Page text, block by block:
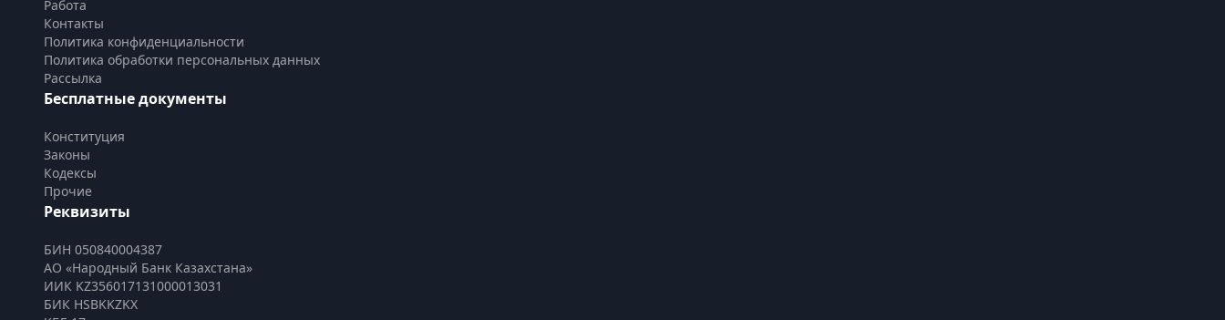
Работа
Контакты
Политика конфиденциальности
Политика обработки персональных данных
Рассылка
Бесплатные документы
Конституция
Законы
Кодексы
Прочие
Реквизиты
БИН 050840004387
АО «Народный Банк Казахстана»
ИИК KZ356017131000013031
БИК HSBKKZKX